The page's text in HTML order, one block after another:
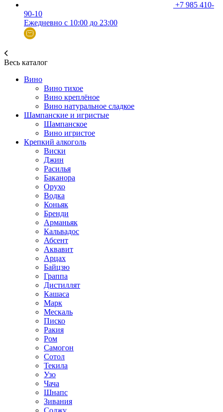
+7 985 410-
90-10
Ежедневно с 10:00 до 23:00
Весь каталог
Вино
Вино тихое
Вино креплёное
Вино натуральное сладкое
Шампанские и игристые
Шампанское
Вино игристое
Крепкий алкоголь
Виски
Джин
Расилья
Баканора
Орухо
Водка
Коньяк
Бренди
Арманьяк
Кальвадос
Абсент
Аквавит
Арцах
Байцзю
Граппа
Дистиллят
Кашаса
Марк
Мескаль
Писко
Ракия
Ром
Самогон
Сотол
Текила
Узо
Чача
Шнапс
Зивания
Соджу